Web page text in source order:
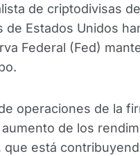
de criptodivisas
de Estados Unidos
Federal (Fed)
operaciones de la
de los
que está